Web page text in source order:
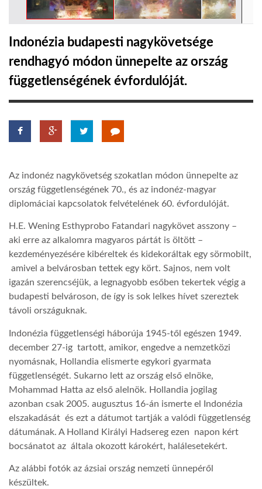
TROPICALMAGAZIN
GLOBOTV
AFRIKA TUDÁSTÁR
A NAP SZÉPE
LINKTR.EE
DOBRAVERO.HU
LATIMO.HU
Indonézia budapesti nagykövetsége
rendhagyó módon ünnepelte az ország
függetlenségének évfordulóját.
Az indonéz nagykövetség szokatlan módon ünnepelte az
ország függetlenségének 70., és az indonéz-magyar
diplomáciai kapcsolatok felvételének 60. évfordulóját.
H.E. Wening Esthyprobo Fatandari nagykövet asszony –
aki erre az alkalomra magyaros pártát is öltött –
kezdeményezésére kibéreltek és kidekoráltak egy sörmobilt,
amivel a belvárosban tettek egy kört. Sajnos, nem volt
igazán szerencséjük, a legnagyobb esőben tekertek végig a
budapesti belvároson, de így is sok lelkes hívet szereztek
távoli országuknak.
Indonézia függetlenségi háborúja 1945-től egészen 1949.
december 27-ig tartott, amikor, engedve a nemzetközi
nyomásnak, Hollandia elismerte egykori gyarmata
függetlenségét. Sukarno lett az ország első elnöke,
Mohammad Hatta az első alelnök. Hollandia jogilag
azonban csak 2005. augusztus 16-án ismerte el Indonézia
elszakadását és ezt a dátumot tartják a valódi függetlenség
dátumának. A Holland Királyi Hadsereg ezen napon kért
bocsánatot az általa okozott károkért, halálesetekért.
Az alábbi fotók az ázsiai ország nemzeti ünnepéről
készültek.